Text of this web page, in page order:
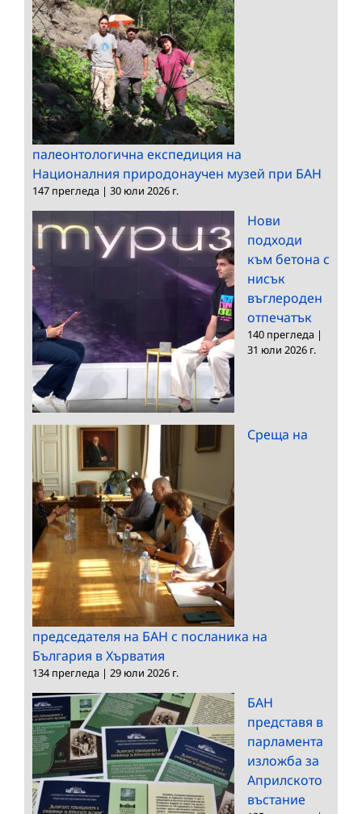
палеонтологична експедиция на
Националния природонаучен музей при БАН
147 прегледа | 30 юли 2026 г.
Нови
подходи
към бетона с
нисък
въглероден
отпечатък
140 прегледа |
31 юли 2026 г.
Среща на
председателя на БАН с посланика на
България в Хърватия
134 прегледа | 29 юли 2026 г.
БАН
представя в
парламента
изложба за
Априлското
въстание